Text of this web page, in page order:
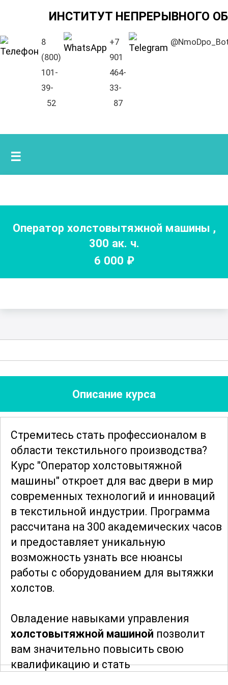
ИНСТИТУТ НЕПРЕРЫВНОГО
8
(800)
101-
39-
52
+7
901
464-
33-
87
☰
Оператор холстовытяжной машины ,
300 ак. ч.
6 000 ₽
Описание курса
Стремитесь стать профессионалом в
области текстильного производства?
Курс "Оператор холстовытяжной
машины" откроет для вас двери в мир
современных технологий и инноваций
в текстильной индустрии. Программа
рассчитана на 300 академических часов
и предоставляет уникальную
возможность узнать все нюансы
работы с оборудованием для вытяжки
холстов.
Овладение навыками управления
холстовытяжной машиной позволит
вам значительно повысить свою
квалификацию и стать